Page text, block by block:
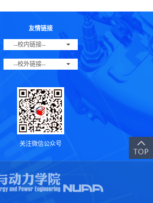
友情链接
--校内链接--
--校外链接--
关注微信公众号